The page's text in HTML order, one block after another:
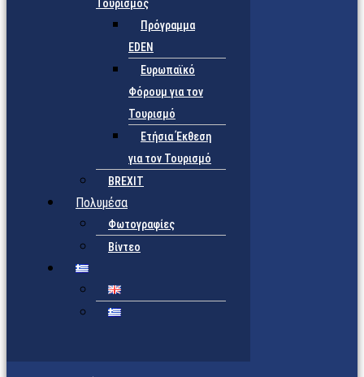
Τουρισμός
Πρόγραμμα
EDEN
Ευρωπαϊκό
Φόρουμ για τον
Τουρισμό
Ετήσια Έκθεση
για τον Τουρισμό
BREXIT
Πολυμέσα
Φωτογραφίες
Βίντεο